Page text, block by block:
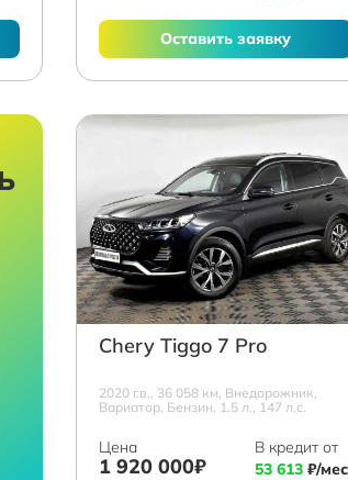
Оставить заявку
Chery Tiggo 7 Pro
2020 г.в., 36 058 км, Внедорожник,
Вариатор, Бензин, 1.5 л., 147 л.с.
Цена
1 920 000₽
В кредит от
53 613 ₽/